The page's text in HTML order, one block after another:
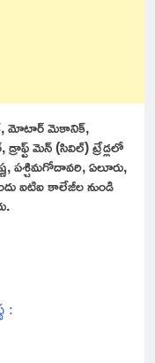
మోటార్ మెకానిక్,
మెన్ (సివిల్) ట్రేడ్లలో
పశ్చిమగోదావరి, ఏలూరు,
ఐటిఐ కాలేజీల నుండి
: